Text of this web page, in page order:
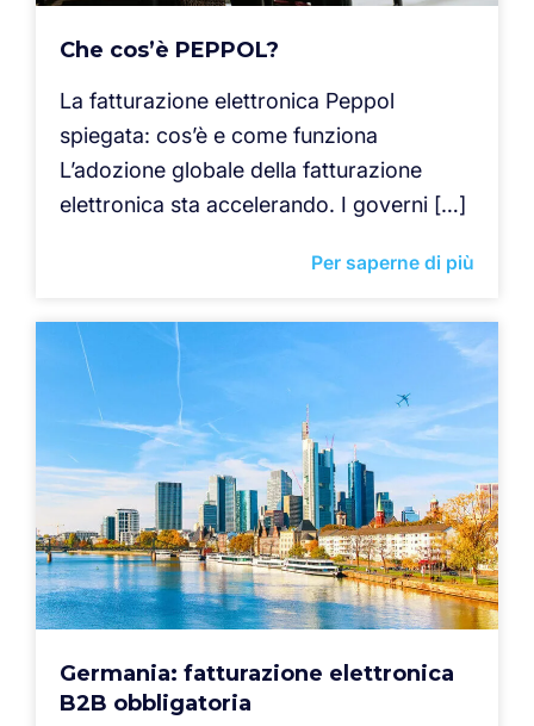
Che cos’è PEPPOL?
La fatturazione elettronica Peppol
spiegata: cos’è e come funziona
L’adozione globale della fatturazione
elettronica sta accelerando. I governi […]
Per saperne di più
Germania: fatturazione elettronica
B2B obbligatoria